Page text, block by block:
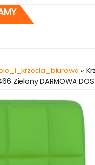
»
Zielony DARMOWA